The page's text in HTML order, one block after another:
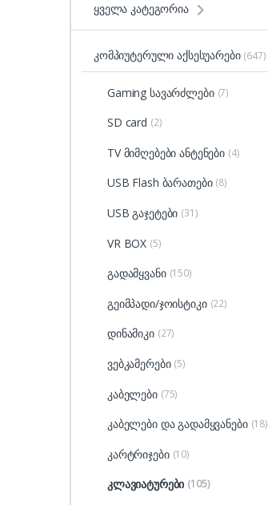
ყველა კატეგორია
კომპიუტერული აქსესუარები (647)
Gaming სავარძლები (7)
SD card (2)
TV მიმღებები ანტენები (4)
USB Flash ბარათები (8)
USB გაჯეტები (31)
VR BOX (5)
გადამყვანი (150)
გეიმპადი/ჯოისტიკი (22)
დინამიკი (27)
ვებკამერები (5)
კაბელები (75)
კაბელები და გადამყვანები (18)
კარტრიჯები (10)
კლავიატურები (105)